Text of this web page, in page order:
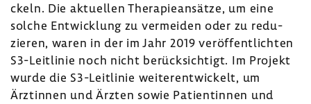
ckeln. Die aktu­ellen Thera­pie­an­sätze, um eine
solche Entwick­lung zu vermeiden oder zu redu­
zieren, waren in der im Jahr 2019 veröf­fent­lichten
S3-​Leitlinie noch nicht berück­sich­tigt. Im Projekt
wurde die S3-​Leitlinie weiter­ent­wi­ckelt, um
Ärztinnen und Ärzten sowie Pati­en­tinnen und